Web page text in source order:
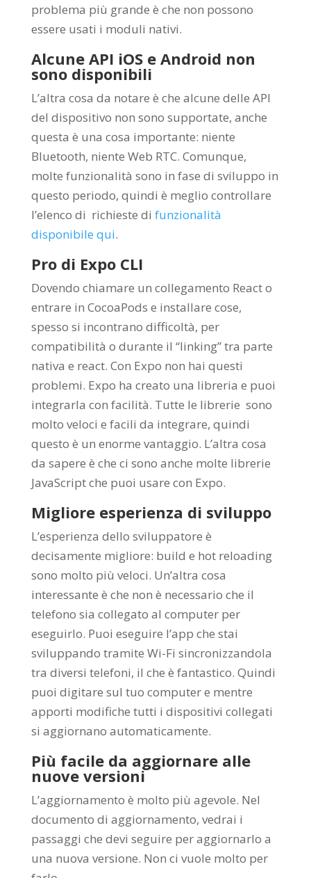
problema più grande è che non possono
essere usati i moduli nativi.
Alcune API iOS e Android non
sono disponibili
L’altra cosa da notare è che alcune delle API
del dispositivo non sono supportate, anche
questa è una cosa importante: niente
Bluetooth, niente Web RTC. Comunque,
molte funzionalità sono in fase di sviluppo in
questo periodo, quindi è meglio controllare
l’elenco di richieste di funzionalità
disponibile qui.
Pro di Expo CLI
Dovendo chiamare un collegamento React o
entrare in CocoaPods e installare cose,
spesso si incontrano difficoltà, per
compatibilità o durante il “linking” tra parte
nativa e react. Con Expo non hai questi
problemi. Expo ha creato una libreria e puoi
integrarla con facilità. Tutte le librerie sono
molto veloci e facili da integrare, quindi
questo è un enorme vantaggio. L’altra cosa
da sapere è che ci sono anche molte librerie
JavaScript che puoi usare con Expo.
Migliore esperienza di sviluppo
L’esperienza dello sviluppatore è
decisamente migliore: build e hot reloading
sono molto più veloci. Un’altra cosa
interessante è che non è necessario che il
telefono sia collegato al computer per
eseguirlo. Puoi eseguire l’app che stai
sviluppando tramite Wi-Fi sincronizzandola
tra diversi telefoni, il che è fantastico. Quindi
puoi digitare sul tuo computer e mentre
apporti modifiche tutti i dispositivi collegati
si aggiornano automaticamente.
Più facile da aggiornare alle
nuove versioni
L’aggiornamento è molto più agevole. Nel
documento di aggiornamento, vedrai i
passaggi che devi seguire per aggiornarlo a
una nuova versione. Non ci vuole molto per